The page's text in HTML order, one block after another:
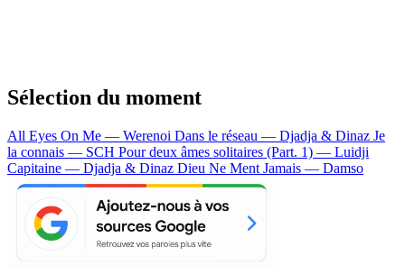
Sélection du moment
All Eyes On Me — Werenoi Dans le réseau — Djadja & Dinaz Je
la connais — SCH Pour deux âmes solitaires (Part. 1) — Luidji
Capitaine — Djadja & Dinaz Dieu Ne Ment Jamais — Damso